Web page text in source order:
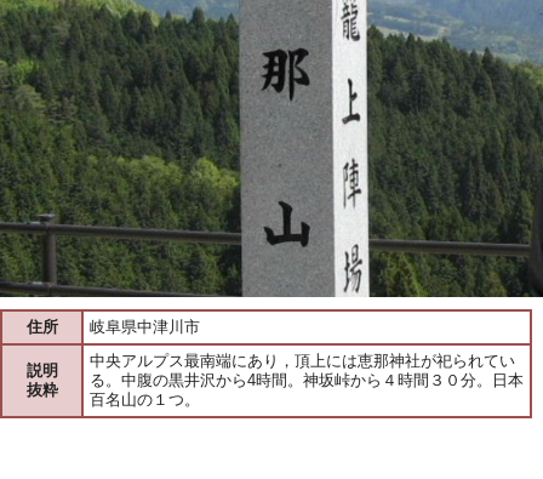
住所 岐阜県中津川市
説明
抜粋
中央アルプス最南端にあり，頂上には恵那神社が祀られてい
る。中腹の黒井沢から4時間。神坂峠から４時間３０分。日本
百名山の１つ。